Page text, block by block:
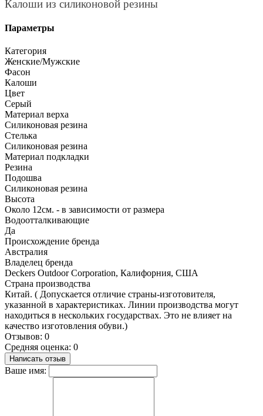
Калоши из силиконовой резины
Параметры
Категория
Женские/Мужские
Фасон
Калоши
Цвет
Серый
Материал верха
Силиконовая резина
Стелька
Силиконовая резина
Материал подкладки
Резина
Подошва
Силиконовая резина
Высота
Около 12см. - в зависимости от размера
Водоотталкивающие
Да
Происхождение бренда
Австралия
Владелец бренда
Deckers Outdoor Corporation, Калифорния, США
Страна производства
Китай. ( Допускается отличие страны-изготовителя,
указанной в характеристиках. Линии производства могут
находиться в нескольких государствах. Это не влияет на
качество изготовления обуви.)
Отзывов: 0
Средняя оценка: 0
Написать отзыв
Ваше имя: